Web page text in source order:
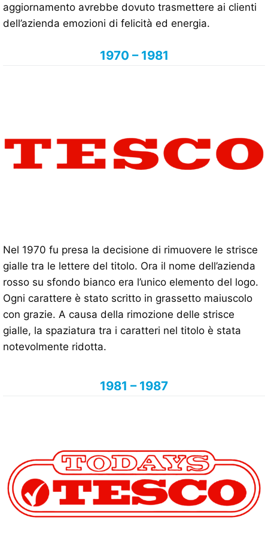
aggiornamento avrebbe dovuto trasmettere ai clienti
dell’azienda emozioni di felicità ed energia.
1970 – 1981
Nel 1970 fu presa la decisione di rimuovere le strisce
gialle tra le lettere del titolo. Ora il nome dell’azienda
rosso su sfondo bianco era l’unico elemento del logo.
Ogni carattere è stato scritto in grassetto maiuscolo
con grazie. A causa della rimozione delle strisce
gialle, la spaziatura tra i caratteri nel titolo è stata
notevolmente ridotta.
1981 – 1987